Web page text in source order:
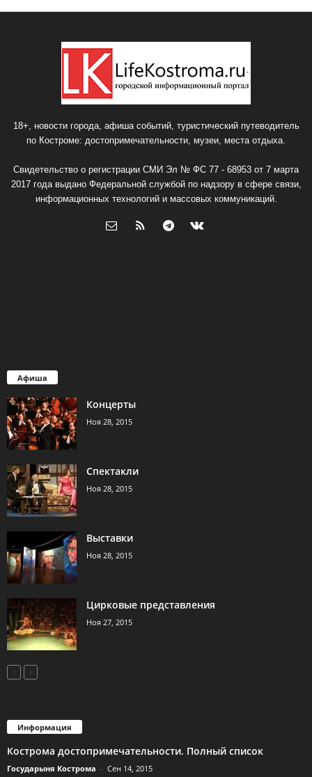
18+, новости города, афиша событий, туристический путеводитель
по Костроме: достопримечательности, музеи, места отдыха.
Свидетельство о регистрации СМИ Эл № ФС 77 - 68953 от 7 марта
2017 года выдано Федеральной службой по надзору в сфере связи,
информационных технологий и массовых коммуникаций.
Афиша
Концерты
Ноя 28, 2015
Спектакли
Ноя 28, 2015
Выставки
Ноя 28, 2015
Цирковые представления
Ноя 27, 2015
Информация
Кострома достопримечательности. Полный список
Государыня Кострома - Сен 14, 2015